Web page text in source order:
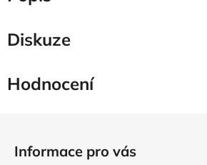
Diskuze
Hodnocení
Informace pro vás